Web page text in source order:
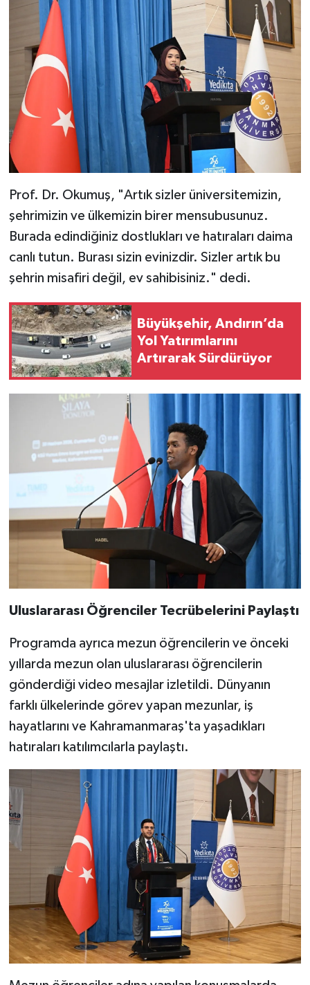
Prof. Dr. Okumuş, "Artık sizler üniversitemizin,
şehrimizin ve ülkemizin birer mensubusunuz.
Burada edindiğiniz dostlukları ve hatıraları daima
canlı tutun. Burası sizin evinizdir. Sizler artık bu
şehrin misafiri değil, ev sahibisiniz." dedi.
Büyükşehir, Andırın’da
Yol Yatırımlarını
Artırarak Sürdürüyor
Uluslararası Öğrenciler Tecrübelerini Paylaştı
Programda ayrıca mezun öğrencilerin ve önceki
yıllarda mezun olan uluslararası öğrencilerin
gönderdiği video mesajlar izletildi. Dünyanın
farklı ülkelerinde görev yapan mezunlar, iş
hayatlarını ve Kahramanmaraş'ta yaşadıkları
hatıraları katılımcılarla paylaştı.